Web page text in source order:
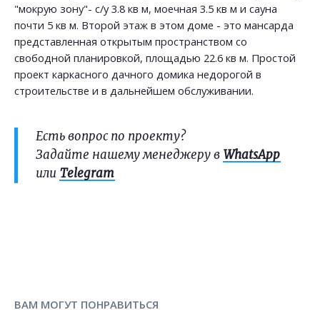
"мокрую зону"- с/у 3.8 кв м, моечная 3.5 кв м и сауна
почти 5 кв м. Второй этаж в этом доме - это мансарда
представленная открытым пространством со
свободной планировкой, площадью 22.6 кв м. Простой
проект каркасного дачного домика недорогой в
строительстве и в дальнейшем обслуживании.
Есть вопрос по проекту?
Задайте нашему менеджеру в WhatsApp
или Telegram
ВАМ МОГУТ ПОНРАВИТЬСЯ